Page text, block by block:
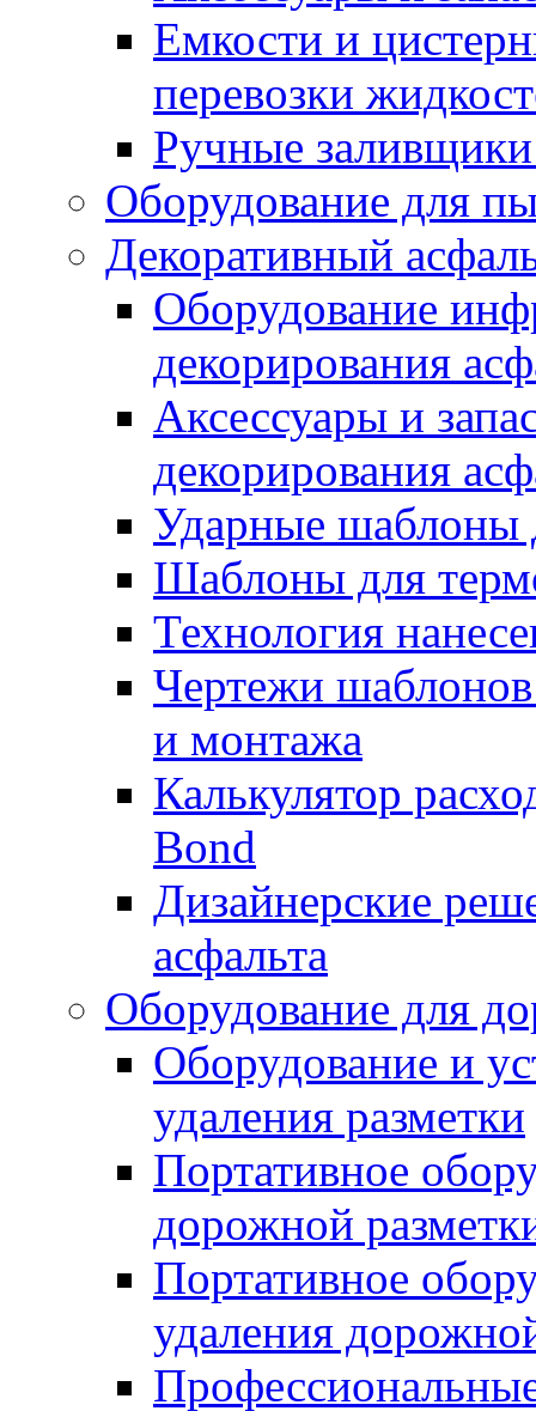
Емкости и
перевозки
Ручные
Оборудование для
Декоративный
Оборудование
декорирования
Аксессуары и
декорирования
Ударные шаблоны
Шаблоны для
Технология
Чертежи шаблонов
и монтажа
Калькулятор
Bond
Дизайнерские
асфальта
Оборудование для
Оборудование и
удаления разметки
Портативное
дорожной
Портативное
удаления